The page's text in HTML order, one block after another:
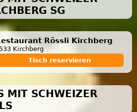
SG
Rössli Kirchberg
Kirchberg
Tisch reservieren
MIT SCHWEIZER